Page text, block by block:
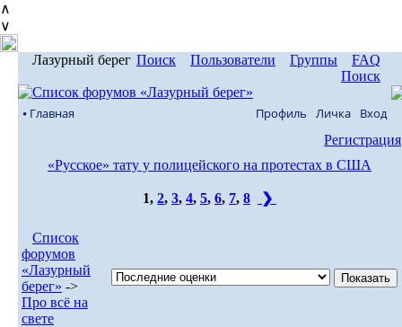
∧
∨
Лазурный берег Поиск Пользователи Группы
FAQ
Поиск
⦁ Главная Профиль Личка Вход
Регистрация
«Русское» тату у полицейского на протестах в США
1, 2, 3, 4, 5, 6, 7, 8 ❯
Список
форумов
«Лазурный
берег» ->
Про всё на
свете